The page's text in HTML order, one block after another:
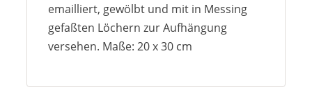
emailliert, gewölbt und mit in Messing
gefaßten Löchern zur Aufhängung
versehen. Maße: 20 x 30 cm